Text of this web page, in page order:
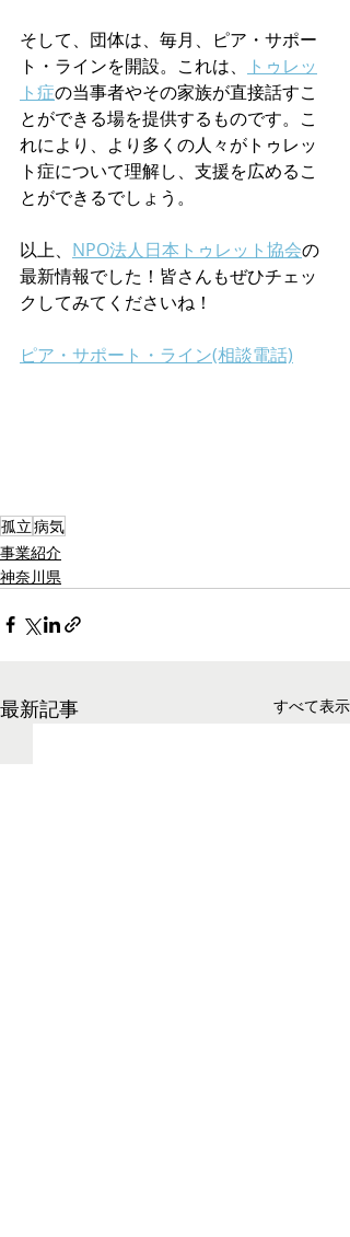
そして、団体は、毎月、ピア・サポー
ト・ラインを開設。これは、
トゥレッ
ト症の当事者やその家族が直接話すこ
とができる場を提供するものです。こ
れにより、より多くの人々がトゥレッ
ト症について理解し、支援を広めるこ
とができるでしょう。
以上、 NPO法人日本トゥレット協会の
最新情報でした！皆さんもぜひチェッ
クしてみてくださいね！
ピア・サポート・ライン(相談電話)
孤立病気
事業紹介
神奈川県
最新記事 すべて表示